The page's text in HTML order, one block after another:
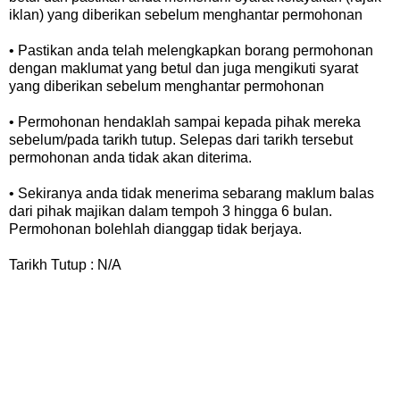
iklan) yang diberikan sebelum menghantar permohonan
• Pastikan anda telah melengkapkan borang permohonan
dengan maklumat yang betul dan juga mengikuti syarat
yang diberikan sebelum menghantar permohonan
• Permohonan hendaklah sampai kepada pihak mereka
sebelum/pada tarikh tutup. Selepas dari tarikh tersebut
permohonan anda tidak akan diterima.
• Sekiranya anda tidak menerima sebarang maklum balas
dari pihak majikan dalam tempoh 3 hingga 6 bulan.
Permohonan bolehlah dianggap tidak berjaya.
Tarikh Tutup : N/A